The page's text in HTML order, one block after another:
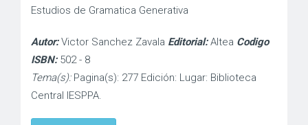
Estudios de Gramatica Generativa
Autor:Victor Sanchez Zavala Editorial:Altea Codigo
ISBN:502 - 8
Tema(s):Pagina(s): 277 Edición: Lugar: Biblioteca
Central IESPPA.